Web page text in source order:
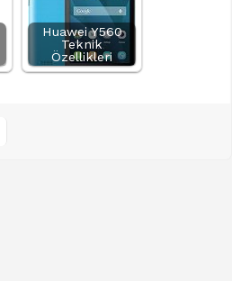
Huawei Y560
Teknik
Özellikleri
Google Pixel 10 Pro Teknik
Özellikleri